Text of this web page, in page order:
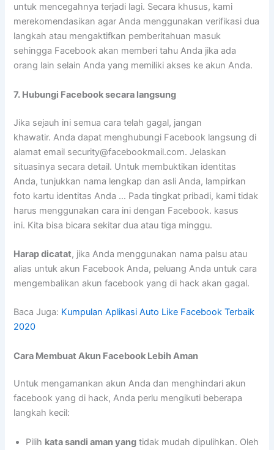
untuk mencegahnya terjadi lagi. Secara khusus, kami
merekomendasikan agar Anda menggunakan verifikasi dua
langkah atau mengaktifkan pemberitahuan masuk
sehingga Facebook akan memberi tahu Anda jika ada
orang lain selain Anda yang memiliki akses ke akun Anda.
7. Hubungi Facebook secara langsung
Jika sejauh ini semua cara telah gagal, jangan
khawatir. Anda dapat menghubungi Facebook langsung di
alamat email security@facebookmail.com. Jelaskan
situasinya secara detail. Untuk membuktikan identitas
Anda, tunjukkan nama lengkap dan asli Anda, lampirkan
foto kartu identitas Anda … Pada tingkat pribadi, kami tidak
harus menggunakan cara ini dengan Facebook. kasus
ini. Kita bisa bicara sekitar dua atau tiga minggu.
Harap dicatat, jika Anda menggunakan nama palsu atau
alias untuk akun Facebook Anda, peluang Anda untuk cara
mengembalikan akun facebook yang di hack akan gagal.
Baca Juga: Kumpulan Aplikasi Auto Like Facebook Terbaik
2020
Cara Membuat Akun Facebook Lebih Aman
Untuk mengamankan akun Anda dan menghindari akun
facebook yang di hack, Anda perlu mengikuti beberapa
langkah kecil:
Pilih kata sandi aman yang tidak mudah dipulihkan. Oleh